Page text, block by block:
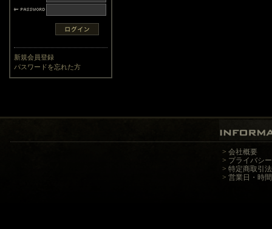
新規会員登録
パスワードを忘れた方
> 会社概要
> プライバシ
> 特定商取引
> 営業日・時